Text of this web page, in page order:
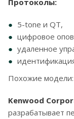
Протоколы:
5-tone и QT,
цифровое
удаленное
Похожие модели:
Kenwood
разрабатывает